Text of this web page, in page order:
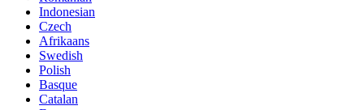
Indonesian
Czech
Afrikaans
Swedish
Polish
Basque
Catalan